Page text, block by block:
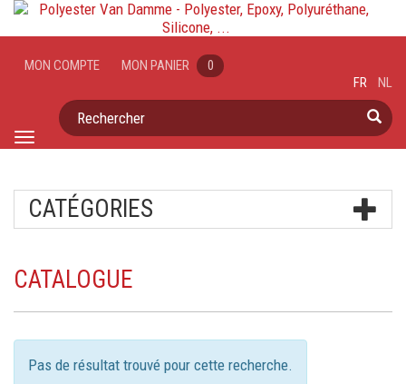
Toggle
MON COMPTE MON PANIER 0
Rechercher
FR NL
CATÉGORIES
CATALOGUE
Pas de résultat trouvé pour cette recherche.